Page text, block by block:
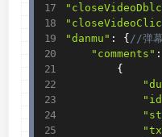
"danmu" : { //弹幕
"comments" :
{